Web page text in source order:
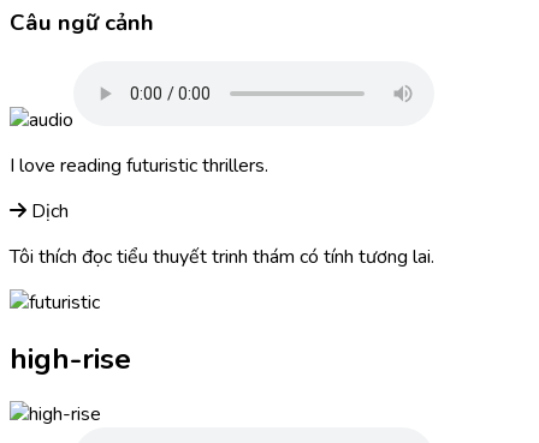
Câu ngữ cảnh
I love reading futuristicthrillers.
Dịch
Tôi thích đọc tiểu thuyết trinh thám có tính tương lai.
high-rise